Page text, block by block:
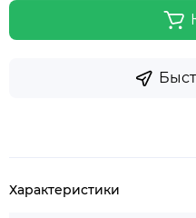
Характеристики